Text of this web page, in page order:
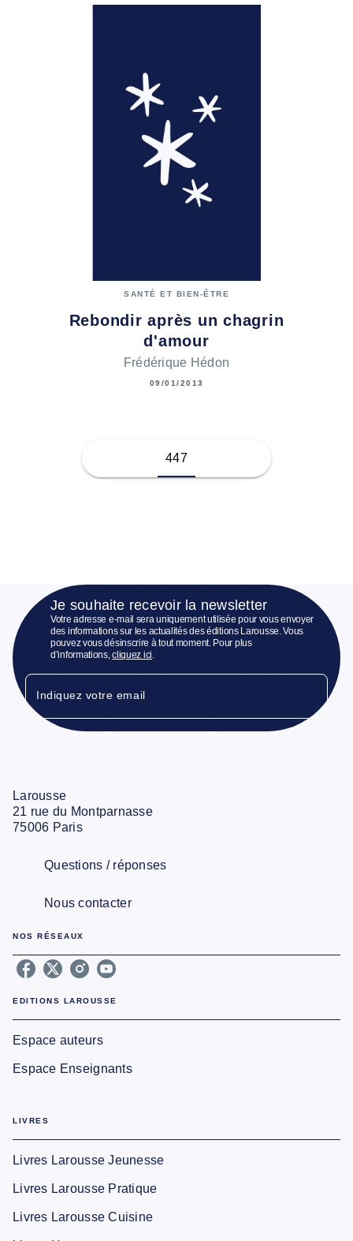
SANTÉ ET BIEN-ÊTRE
Rebondir après un chagrin
d'amour
Frédérique Hédon
09/01/2013
447
Je souhaite recevoir la newsletter
Votre adresse e-mail sera uniquement utilisée pour vous envoyer
des informations sur les actualités des éditions Larousse. Vous
pouvez vous désinscrire à tout moment. Pour plus
d’informations,cliquez ici
Indiquez votre email
Larousse
21 rue du Montparnasse
75006 Paris
Questions / réponses
Nous contacter
NOS RÉSEAUX
EDITIONS LAROUSSE
Espace auteurs
Espace Enseignants
LIVRES
Livres Larousse Jeunesse
Livres Larousse Pratique
Livres Larousse Cuisine